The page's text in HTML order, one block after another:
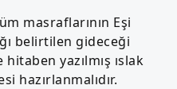
masraflarının Eşi
belirtilen gideceği
yazılmış ıslak
hazırlanmalıdır.